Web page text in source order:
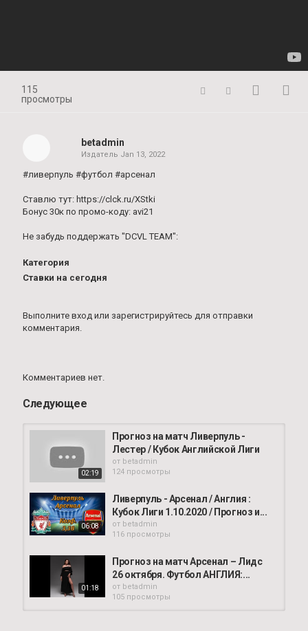
115
просмотры
betadmin
Издатель Jan 13, 2022
#ливерпуль #футбол #арсенал
Ставлю тут: https://clck.ru/XStki
Бонус 30к по промо-коду: avi21
Не забудь поддержать "DCVL TEAM":
Категория
Ставки на сегодня
Выполните вход или зарегистрируйтесь для отправки
комментария.
Комментариев нет.
Следующее
02:19
Прогноз на матч Ливерпуль -
Лестер / Кубок Английской Лиги
от betadmin
124 просмотры
06:08
Ливерпуль - Арсенал / Англия :
Кубок Лиги 1.10.2020 / Прогноз и...
от betadmin
116 просмотры
01:18
Прогноз на матч Арсенал – Лидс
26 октября. Футбол АНГЛИЯ:...
от betadmin
105 просмотры